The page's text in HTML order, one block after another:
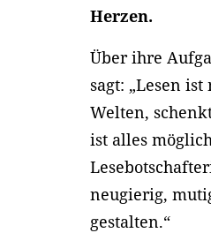
Herzen.
Über ihre
sagt: „Lesen
Welten,
ist alles
neugierig,
gestalten.“